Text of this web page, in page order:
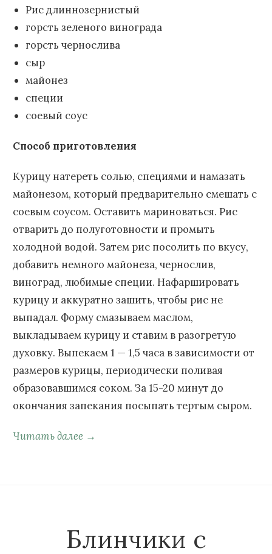
Рис длиннозернистый
горсть зеленого винограда
горсть чернослива
сыр
майонез
специи
соевый соус
Способ приготовления
Курицу натереть солью, специями и намазать
майонезом, который предварительно смешать с
соевым соусом. Оставить мариноваться. Рис
отварить до полуготовности и промыть
холодной водой. Затем рис посолить по вкусу,
добавить немного майонеза, чернослив,
виноград, любимые специи. Нафаршировать
курицу и аккуратно зашить, чтобы рис не
выпадал. Форму смазываем маслом,
выкладываем курицу и ставим в разогретую
духовку. Выпекаем 1 — 1,5 часа в зависимости от
размеров курицы, периодически поливая
образовавшимся соком. За 15-20 минут до
окончания запекания посыпать тертым сыром.
Читать далее →
Блинчики с